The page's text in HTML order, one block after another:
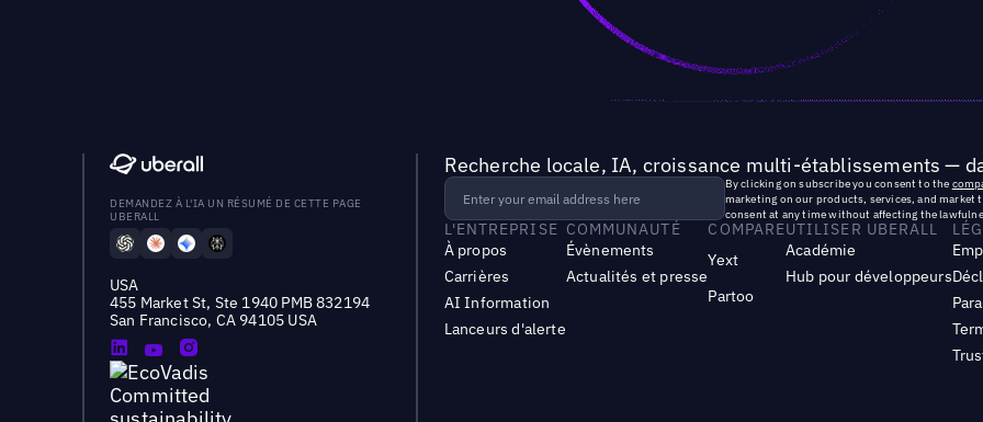
DEMANDEZ À L'IA UN RÉSUMÉ DE CETTE PAGE
UBERALL
USA
455 Market St, Ste 1940 PMB 832194
San Francisco, CA 94105 USA
Recherche locale, IA, croissance multi-établissements —
By clicking on subscribe you consent to the
marketing on our products, services, and market
consent at any time without affecting the
L'ENTREPRISE
À propos
Carrières
AI Information
Lanceurs d'alerte
COMMUNAUTÉ
Évènements
Actualités et presse
COMPARE
Yext
Partoo
UTILISER UBERALL
Académie
Hub pour développeurs